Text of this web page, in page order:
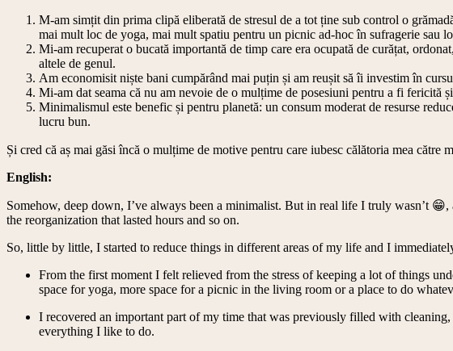
M-am simțit din prima clipă eliberată de stresul de a tot ține sub control o
mai mult loc de yoga, mai mult spatiu pentru un picnic ad-hoc în sufragerie sau
Mi-am recuperat o bucată importantă de timp care era ocupată de curățat,
altele de genul.
Am economisit niște bani cumpărând mai puțin și am reușit să îi investim în
Mi-am dat seama că nu am nevoie de o mulțime de posesiuni pentru a fi fericită
Minimalismul este benefic și pentru planetă: un consum moderat de resurse
lucru bun.
Și cred că aș mai găsi încă o mulțime de motive pentru care iubesc călătoria mea
English:
Somehow, deep down, I’ve always been a minimalist. But in real life I truly wasn’t
the reorganization that lasted hours and so on.
So, little by little, I started to reduce things in different areas of my life and I
From the first moment I felt relieved from the stress of keeping a lot of things
space for yoga, more space for a picnic in the living room or a place to do
I recovered an important part of my time that was previously filled with
everything I like to do.